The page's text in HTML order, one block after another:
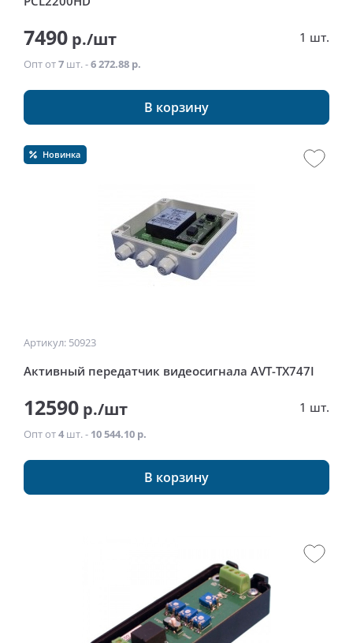
7490 р./шт 1 шт.
Опт от7 шт. -6 272.88 р.
В корзину
Новинка
Артикул: 50923
Активный передатчик видеосигнала AVT-TX747I
12590 р./шт 1 шт.
Опт от4 шт. - 10 544.10 р.
В корзину